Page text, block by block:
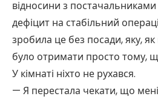
відносини з
дефіцит на стабільний
зробила це без посади, яку,
було отримати просто тому,
У кімнаті ніхто не рухався.
— Я перестала чекати, що